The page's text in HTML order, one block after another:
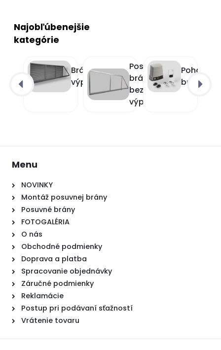
Najobľúbenejšie
kategórie
Brány s
výplňou
Posuvné
brány
bez
výplne
Pohony
brán
Menu
NOVINKY
Montáž posuvnej brány
Posuvné brány
FOTOGALÉRIA
O nás
Obchodné podmienky
Doprava a platba
Spracovanie objednávky
Záručné podmienky
Reklamácie
Postup pri podávaní sťažností
Vrátenie tovaru